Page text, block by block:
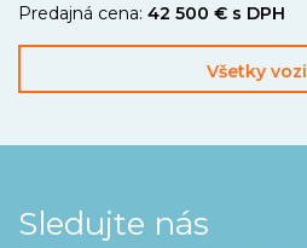
Predajná cena: 42 500 € s DPH
Všetky
Sledujte nás